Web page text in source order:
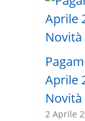
Aprile
Novità
2 Aprile